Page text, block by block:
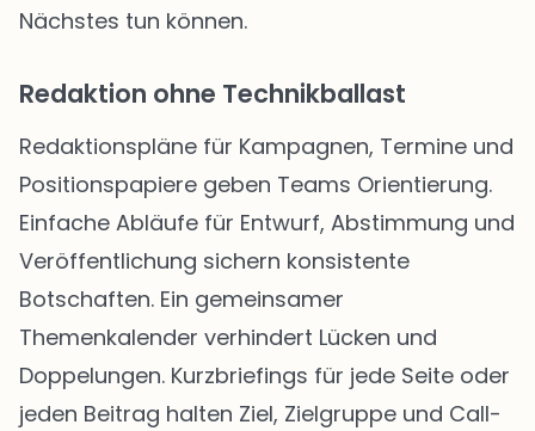
Nächstes tun können.
Redaktion ohne Technikballast
Redaktionspläne für Kampagnen, Termine und
Positionspapiere geben Teams Orientierung.
Einfache Abläufe für Entwurf, Abstimmung und
Veröffentlichung sichern konsistente
Botschaften. Ein gemeinsamer
Themenkalender verhindert Lücken und
Doppelungen. Kurzbriefings für jede Seite oder
jeden Beitrag halten Ziel, Zielgruppe und Call-